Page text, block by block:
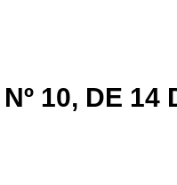
10, DE 14